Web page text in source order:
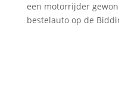
een motorrijder
bestelauto op de